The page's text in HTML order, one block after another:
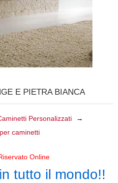
GAZEBI
CAMINI A GAS
BARBECUE
CAMINI ELETTRICI
BIOCAMINI
E PIETRA BIANCA
Personalizzati
→
caminetti
Online
tutto il mondo!!